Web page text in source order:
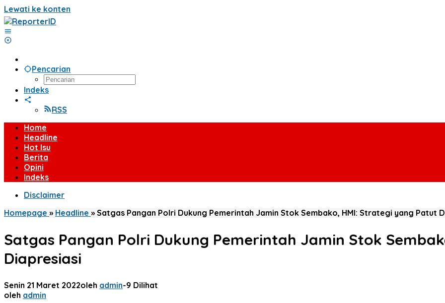
Lewati ke konten
Pencarian
Indeks
RSS
Home
Headline
Hot Isu
Berita
Opini
Indeks
Disclaimer
Homepage » Headline » Satgas Pangan Polri Dukung Pemerintah Jamin Stok Sembako, HMI: Strategi yang Patut
Satgas Pangan Polri Dukung Pemerintah Jamin Stok
Diapresiasi
Senin 21 Maret 2022oleh admin-9 Dilihat
oleh admin